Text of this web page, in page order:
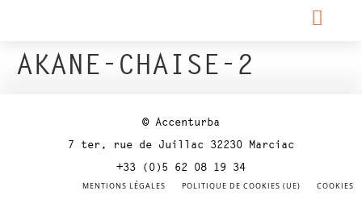
AKANE-CHAISE-2
© Accenturba
7 ter, rue de Juillac 32230 Marciac
+33 (0)5 62 08 19 34
MENTIONS LÉGALES POLITIQUE DE COOKIES (UE) COOKIES